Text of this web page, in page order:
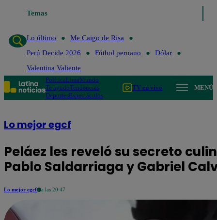
Temas
Lo último
Me Caigo de Risa
Perú Decide 2026
Fútbol peruano
Dólar
Valentina Valiente
PolíticaLimaMundo
Te ayudoTendencias
DeportesEspectáculos
TV en vivo MENÚ
Lo mejor egcf
Peláez les reveló su secreto
Pablo Saldarriaga y Gabriel
Lo mejor egcf a las 20:47